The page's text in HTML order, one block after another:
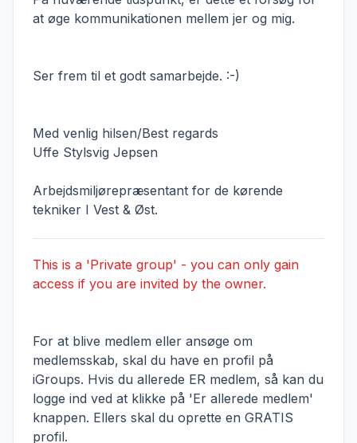
at øge kommunikationen mellem jer og mig.
Ser frem til et godt samarbejde. :-)
Med venlig hilsen/Best regards
Uffe Stylsvig Jepsen
Arbejdsmiljørepræsentant for de kørende
tekniker I Vest & Øst.
This is a 'Private group' - you can only gain
access if you are invited by the owner.
For at blive medlem eller ansøge om
medlemsskab, skal du have en profil på
iGroups. Hvis du allerede ER medlem, så kan du
logge ind ved at klikke på 'Er allerede medlem'
knappen. Ellers skal du oprette en GRATIS
profil.